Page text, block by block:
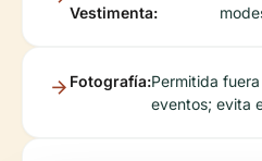
Vestimenta:
Fotografía:Permitida
eventos; evita